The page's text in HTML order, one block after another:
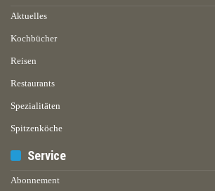
Aktuelles
Kochbücher
Reisen
Restaurants
Spezialitäten
Spitzenköche
Service
Abonnement